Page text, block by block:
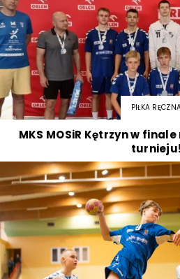
PIŁKA
MKS MOSiR Kętrzyn w
turnieju!